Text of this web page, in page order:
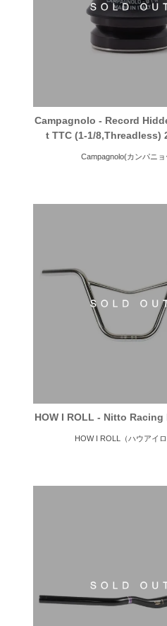
Campagnolo - Record
t TTC (1-1/8,Threadless)
Campagnolo(カンパニョ
HOW I ROLL - Nitto Racing
HOW I ROLL（ハウアイロ